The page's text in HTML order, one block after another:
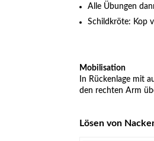
Alle Übungen
Schildkröte: Kop
Mobilisation
In Rückenlage mit
den rechten Arm
Lösen von